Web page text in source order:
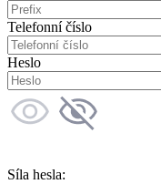
Telefonní číslo
Heslo
Síla hesla: